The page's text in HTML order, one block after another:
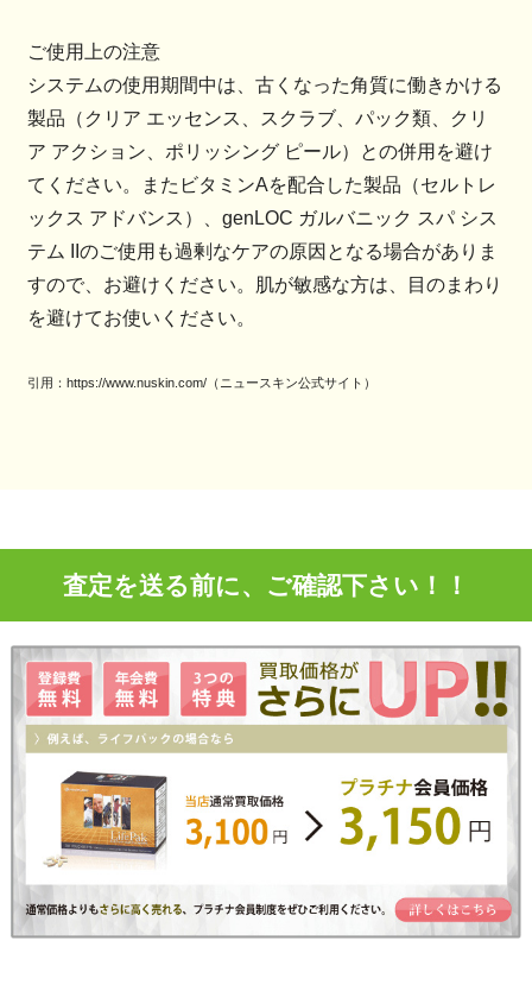
ご使用上の注意
システムの使用期間中は、古くなった角質に働きかける
製品（クリア エッセンス、スクラブ、パック類、クリ
ア アクション、ポリッシング ピール）との併用を避け
てください。またビタミンAを配合した製品（セルトレ
ックス アドバンス）、genLOC ガルバニック スパ シス
テム IIのご使用も過剰なケアの原因となる場合がありま
すので、お避けください。肌が敏感な方は、目のまわり
を避けてお使いください。
引用：https://www.nuskin.com/（ニュースキン公式サイト）
査定を送る前に、ご確認下さい！！